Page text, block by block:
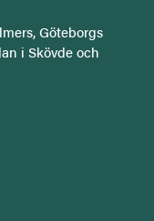
Göteborgs
i Skövde och